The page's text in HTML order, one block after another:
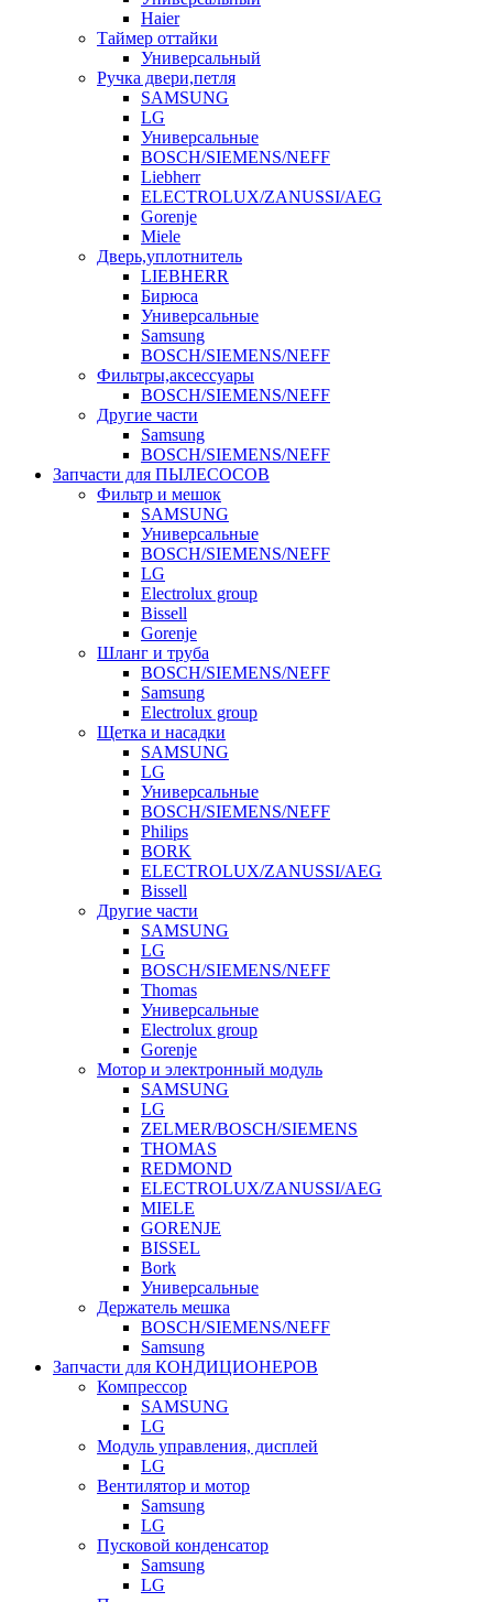
Haier
Таймер оттайки
Универсальный
Ручка двери,петля
SAMSUNG
LG
Универсальные
BOSCH/SIEMENS/NEFF
Liebherr
ELECTROLUX/ZANUSSI/AEG
Gorenje
Miele
Дверь,уплотнитель
LIEBHERR
Бирюса
Универсальные
Samsung
BOSCH/SIEMENS/NEFF
Фильтры,аксессуары
BOSCH/SIEMENS/NEFF
Другие части
Samsung
BOSCH/SIEMENS/NEFF
Запчасти для ПЫЛЕСОСОВ
Фильтр и мешок
SAMSUNG
Универсальные
BOSCH/SIEMENS/NEFF
LG
Electrolux group
Bissell
Gorenje
Шланг и труба
BOSCH/SIEMENS/NEFF
Samsung
Electrolux group
Щетка и насадки
SAMSUNG
LG
Универсальные
BOSCH/SIEMENS/NEFF
Philips
BORK
ELECTROLUX/ZANUSSI/AEG
Bissell
Другие части
SAMSUNG
LG
BOSCH/SIEMENS/NEFF
Thomas
Универсальные
Electrolux group
Gorenje
Мотор и электронный модуль
SAMSUNG
LG
ZELMER/BOSCH/SIEMENS
THOMAS
REDMOND
ELECTROLUX/ZANUSSI/AEG
MIELE
GORENJE
BISSEL
Bork
Универсальные
Держатель мешка
BOSCH/SIEMENS/NEFF
Samsung
Запчасти для КОНДИЦИОНЕРОВ
Компрессор
SAMSUNG
LG
Модуль управления, дисплей
LG
Вентилятор и мотор
Samsung
LG
Пусковой конденсатор
Samsung
LG